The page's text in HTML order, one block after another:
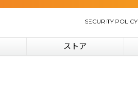
SECURITY POLICY
ストア